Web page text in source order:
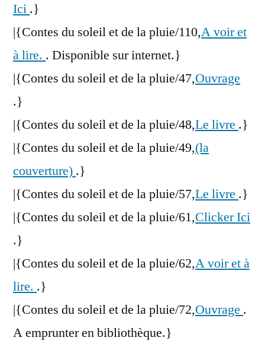
Ici .}
|{Contes du soleil et de la pluie/110,A voir et
à lire. . Disponible sur internet.}
|{Contes du soleil et de la pluie/47,Ouvrage
.}
|{Contes du soleil et de la pluie/48,Le livre .}
|{Contes du soleil et de la pluie/49,(la
couverture) .}
|{Contes du soleil et de la pluie/57,Le livre .}
|{Contes du soleil et de la pluie/61,Clicker Ici
.}
|{Contes du soleil et de la pluie/62,A voir et à
lire. .}
|{Contes du soleil et de la pluie/72,Ouvrage .
A emprunter en bibliothèque.}